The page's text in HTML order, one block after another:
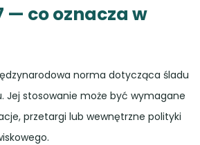
— co oznacza w
norma dotycząca śladu
Jej stosowanie może być wymagane
przetargi lub wewnętrzne polityki